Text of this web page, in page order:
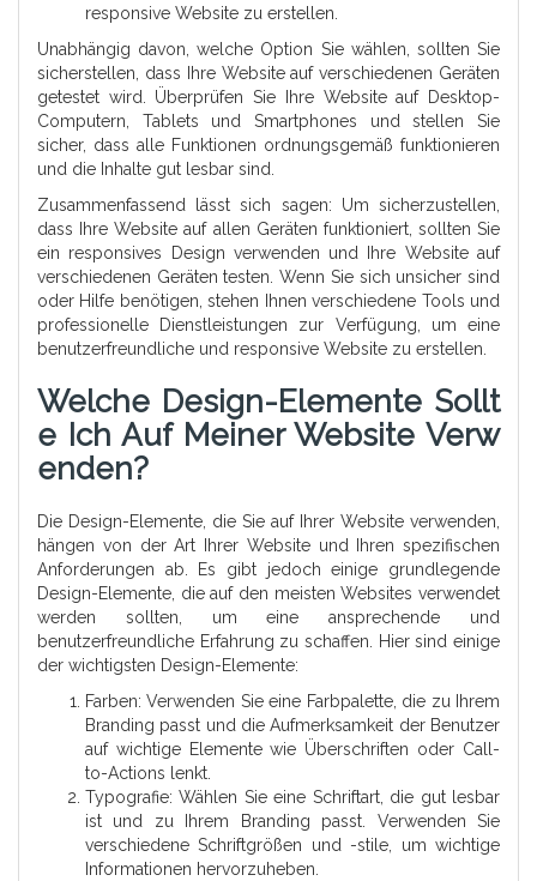
responsive Website zu erstellen.
Unabhängig davon, welche Option Sie wählen, sollten Sie
sicherstellen, dass Ihre Website auf verschiedenen Geräten
getestet wird. Überprüfen Sie Ihre Website auf Desktop-
Computern, Tablets und Smartphones und stellen Sie
sicher, dass alle Funktionen ordnungsgemäß funktionieren
und die Inhalte gut lesbar sind.
Zusammenfassend lässt sich sagen: Um sicherzustellen,
dass Ihre Website auf allen Geräten funktioniert, sollten Sie
ein responsives Design verwenden und Ihre Website auf
verschiedenen Geräten testen. Wenn Sie sich unsicher sind
oder Hilfe benötigen, stehen Ihnen verschiedene Tools und
professionelle Dienstleistungen zur Verfügung, um eine
benutzerfreundliche und responsive Website zu erstellen.
Welche Design-Elemente Sollt
E Ich Auf Meiner Website Verw
Enden?
Die Design-Elemente, die Sie auf Ihrer Website verwenden,
hängen von der Art Ihrer Website und Ihren spezifischen
Anforderungen ab. Es gibt jedoch einige grundlegende
Design-Elemente, die auf den meisten Websites verwendet
werden sollten, um eine ansprechende und
benutzerfreundliche Erfahrung zu schaffen. Hier sind einige
der wichtigsten Design-Elemente:
Farben: Verwenden Sie eine Farbpalette, die zu Ihrem
Branding passt und die Aufmerksamkeit der Benutzer
auf wichtige Elemente wie Überschriften oder Call-
to-Actions lenkt.
Typografie: Wählen Sie eine Schriftart, die gut lesbar
ist und zu Ihrem Branding passt. Verwenden Sie
verschiedene Schriftgrößen und -stile, um wichtige
Informationen hervorzuheben.